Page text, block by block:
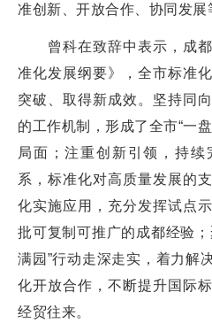
准创新、开放合作、协同发展
曾科在致辞中表示，成都
准化发展纲要》，全市标准
突破、取得新成效。坚持同
的工作机制，形成了全市“一
局面；注重创新引领，持
系，标准化对高质量发展的
化实施应用，充分发挥试点
批可复制可推广的成都经验
满园”行动走深走实，着力解
化开放合作，不断提升国际
经贸往来。